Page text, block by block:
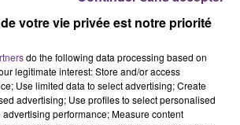
DE REIMS FERME
institutions du centre-ville
JouéClub est contraint de
votre vie privée est notre priorité
do the following data processing based on
legitimate interest: Store and/or access
Use limited data to select advertising; Create
advertising; Use profiles to select personalised
performance; Measure content